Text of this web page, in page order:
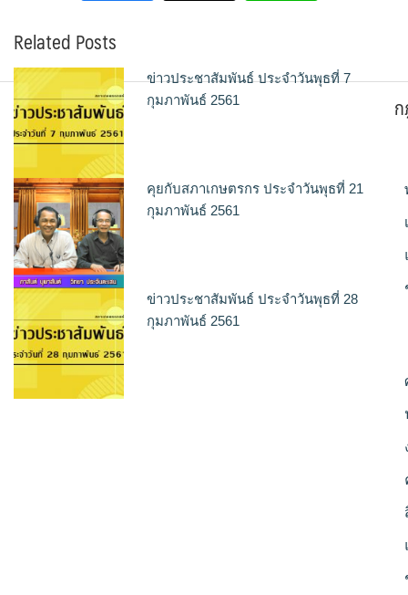
Related Posts
ข่าวประชาสัมพันธ์ ประจำวันพุธที่ 7
กุมภาพันธ์ 2561
คุยกับสภาเกษตรกร ประจำวันพุธที่ 21
กุมภาพันธ์ 2561
ข่าวประชาสัมพันธ์ ประจำวันพุธที่ 28
กุมภาพันธ์ 2561